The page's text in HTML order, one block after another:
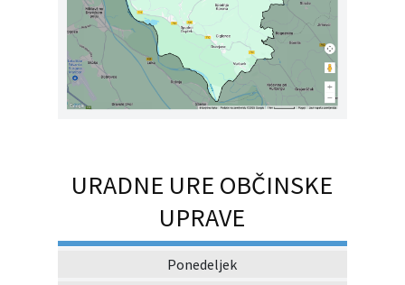
URADNE URE OBČINSKE
UPRAVE
Ponedeljek